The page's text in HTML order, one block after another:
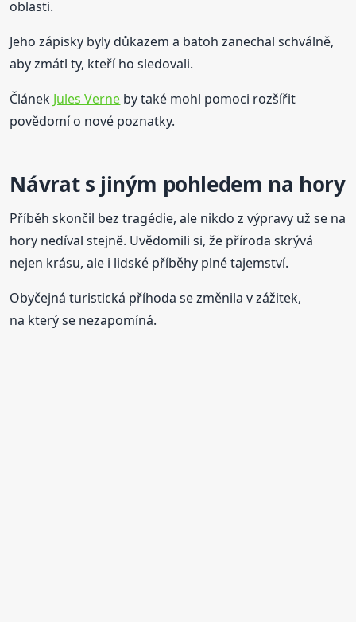
oblasti.
Jeho zápisky byly důkazem a batoh zanechal schválně,
aby zmátl ty, kteří ho sledovali.
Článek Jules Verne by také mohl pomoci rozšířit
povědomí o nové poznatky.
Návrat s jiným pohledem na hory
Příběh skončil bez tragédie, ale nikdo z výpravy už se na
hory nedíval stejně. Uvědomili si, že příroda skrývá
nejen krásu, ale i lidské příběhy plné tajemství.
Obyčejná turistická příhoda se změnila v zážitek,
na který se nezapomíná.